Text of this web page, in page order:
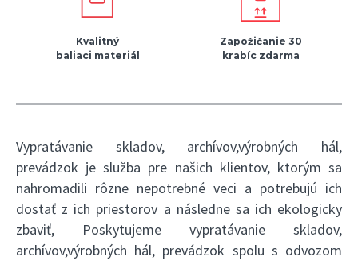
Kvalitný
baliaci materiál
Zapožičanie 30
krabíc zdarma
Vypratávanie skladov, archívov,výrobných hál,
prevádzok je služba pre našich klientov, ktorým sa
nahromadili rôzne nepotrebné veci a potrebujú ich
dostať z ich priestorov a následne sa ich ekologicky
zbaviť, Poskytujeme vypratávanie skladov,
archívov,výrobných hál, prevádzok spolu s odvozom